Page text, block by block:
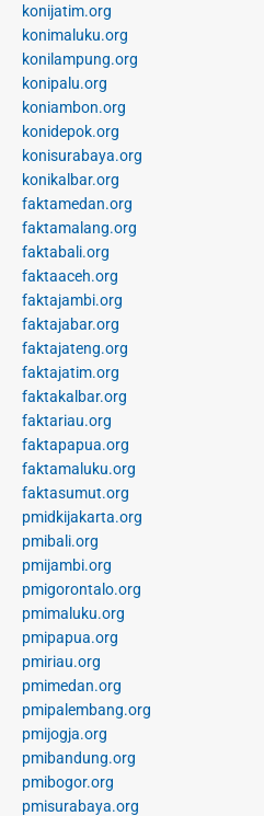
konijatim.org
konimaluku.org
konilampung.org
konipalu.org
koniambon.org
konidepok.org
konisurabaya.org
konikalbar.org
faktamedan.org
faktamalang.org
faktabali.org
faktaaceh.org
faktajambi.org
faktajabar.org
faktajateng.org
faktajatim.org
faktakalbar.org
faktariau.org
faktapapua.org
faktamaluku.org
faktasumut.org
pmidkijakarta.org
pmibali.org
pmijambi.org
pmigorontalo.org
pmimaluku.org
pmipapua.org
pmiriau.org
pmimedan.org
pmipalembang.org
pmijogja.org
pmibandung.org
pmibogor.org
pmisurabaya.org